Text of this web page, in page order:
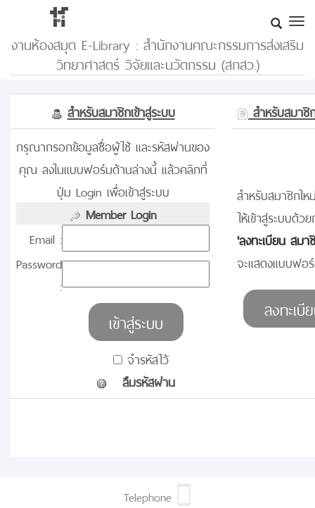
งานห้องสมุด E-Library : สำนักงานคณะกรรมการส่งเสริม
วิทยาศาสตร์ วิจัยและนวัตกรรม (สกสว.)
สำหรับสมาชิกเข้าสู่ระบบ
สำหรับสมาชิ
กรุณากรอกข้อมูลชื่อผู้ใช้ และรหัสผ่านของ
คุณ ลงในแบบฟอร์มด้านล่างนี้ แล้วคลิกที่
ปุ่ม Login เพื่อเข้าสู่ระบบ
Member Login
Email :
Password
:
จำรหัสไว้
ลืมรหัสผ่าน
สำหรับสมาชิกให
ให้เข้าสู่ระบบด้
'ลงทะเบียน สม
จะแสดงแบบฟอ
Telephone